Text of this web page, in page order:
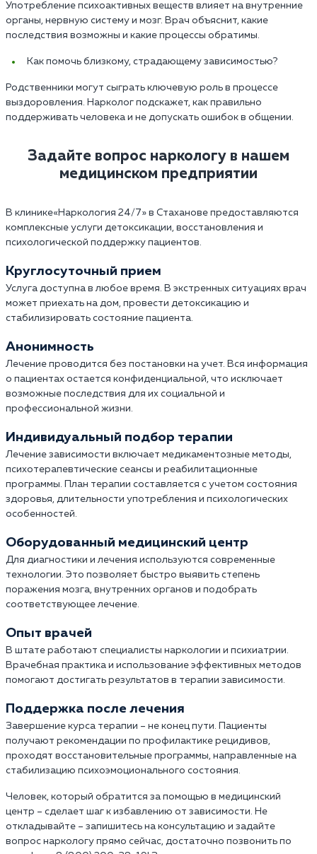
Употребление психоактивных веществ влияет на внутренние
органы, нервную систему и мозг. Врач объяснит, какие
последствия возможны и какие процессы обратимы.
Как помочь близкому, страдающему зависимостью?
Родственники могут сыграть ключевую роль в процессе
выздоровления. Нарколог подскажет, как правильно
поддерживать человека и не допускать ошибок в общении.
Задайте вопрос наркологу в нашем
медицинском предприятии
В клинике«Наркология 24/7» в Стаханове предоставляются
комплексные услуги детоксикации, восстановления и
психологической поддержку пациентов.
Круглосуточный прием
Услуга доступна в любое время. В экстренных ситуациях врач
может приехать на дом, провести детоксикацию и
стабилизировать состояние пациента.
Анонимность
Лечение проводится без постановки на учет. Вся информация
о пациентах остается конфиденциальной, что исключает
возможные последствия для их социальной и
профессиональной жизни.
Индивидуальный подбор терапии
Лечение зависимости включает медикаментозные методы,
психотерапевтические сеансы и реабилитационные
программы. План терапии составляется с учетом состояния
здоровья, длительности употребления и психологических
особенностей.
Оборудованный медицинский центр
Для диагностики и лечения используются современные
технологии. Это позволяет быстро выявить степень
поражения мозга, внутренних органов и подобрать
соответствующее лечение.
Опыт врачей
В штате работают специалисты наркологии и психиатрии.
Врачебная практика и использование эффективных методов
помогают достигать результатов в терапии зависимости.
Поддержка после лечения
Завершение курса терапии – не конец пути. Пациенты
получают рекомендации по профилактике рецидивов,
проходят восстановительные программы, направленные на
стабилизацию психоэмоционального состояния.
Человек, который обратится за помощью в медицинский
центр – сделает шаг к избавлению от зависимости. Не
откладывайте – запишитесь на консультацию и задайте
вопрос наркологу прямо сейчас, достаточно позвонить по